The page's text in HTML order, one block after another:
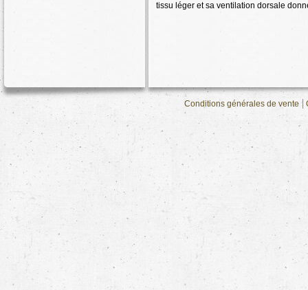
tissu léger et sa ventilation dorsale
Conditions générales de vente